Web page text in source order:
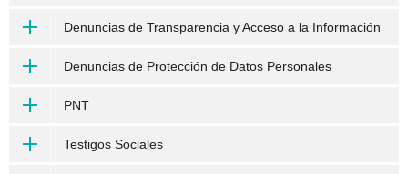
Denuncias de Transparencia y Acceso a la Información
Denuncias de Protección de Datos Personales
PNT
Testigos Sociales